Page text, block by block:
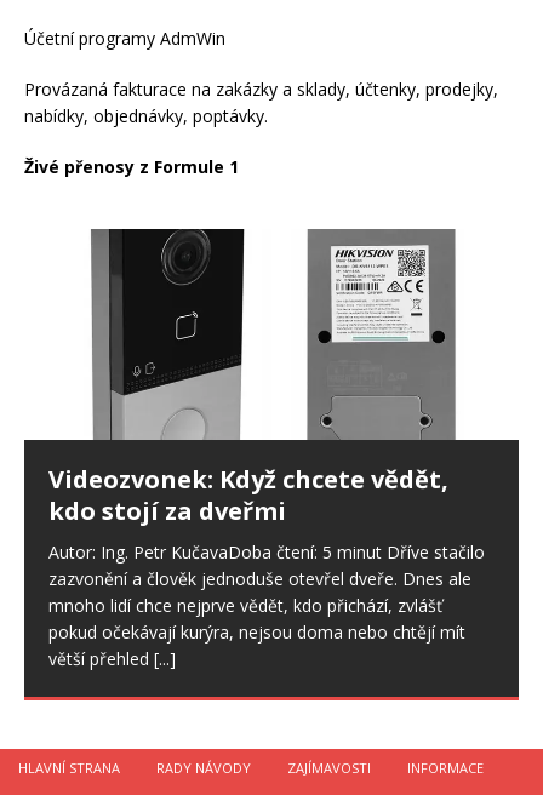
Účetní programy AdmWin
Provázaná fakturace na zakázky a sklady, účtenky, prodejky,
nabídky, objednávky, poptávky.
Živé přenosy z Formule 1
Videozvonek: Když chcete vědět,
kdo stojí za dveřmi
Autor: Ing. Petr KučavaDoba čtení: 5 minut Dříve stačilo
zazvonění a člověk jednoduše otevřel dveře. Dnes ale
mnoho lidí chce nejprve vědět, kdo přichází, zvlášť
pokud očekávají kurýra, nejsou doma nebo chtějí mít
větší přehled [...]
HLAVNÍ STRANA RADY NÁVODY ZAJÍMAVOSTI INFORMACE